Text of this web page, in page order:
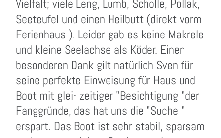
Vielfalt; viele Leng, Lumb, Scholle, Pollak,
Seeteufel und einen Heilbutt (direkt vorm
Ferienhaus ). Leider gab es keine Makrele
und kleine Seelachse als Köder. Einen
besonderen Dank gilt natürlich Sven für
seine perfekte Einweisung für Haus und
Boot mit glei- zeitiger "Besichtigung "der
Fanggründe, das hat uns die "Suche "
erspart. Das Boot ist sehr stabil, sparsam